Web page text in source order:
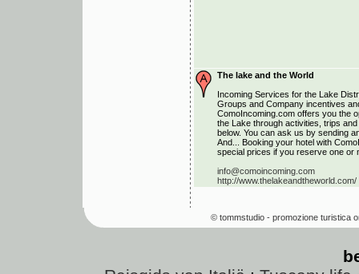
The lake and the World
Incoming Services for the Lake
Groups and Company incentives
ComoIncoming.com offers you the
the Lake through activities, trips
below. You can ask us by sending
And... Booking your hotel with
special prices if you reserve one or
info@comoincoming.com
http://www.thelakeandtheworld.com/
© tommstudio - promozione turistica